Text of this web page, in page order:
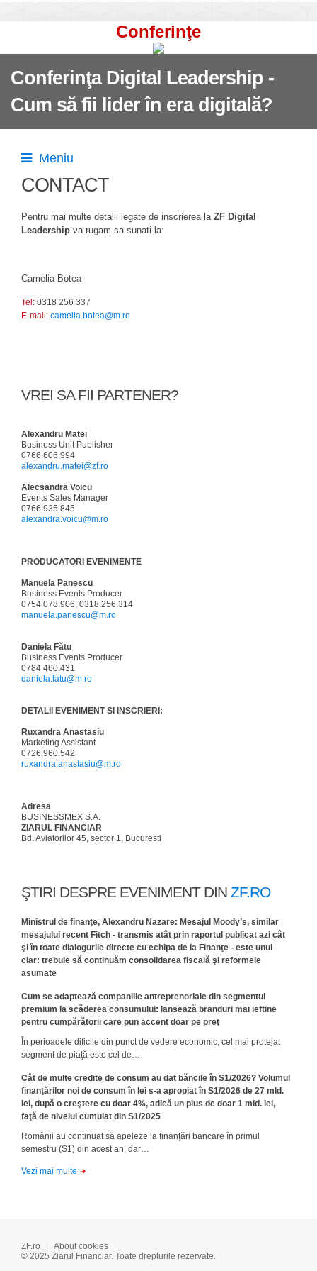
Conferinţe
Conferinţa Digital Leadership -
Cum să fii lider în era digitală?
Meniu
CONTACT
Pentru mai multe detalii legate de inscrierea la ZF Digital
Leadership va rugam sa sunati la:
Camelia Botea
Tel: 0318 256 337
E-mail: camelia.botea@m.ro
VREI SA FII PARTENER?
Alexandru Matei
Business Unit Publisher
0766.606.994
alexandru.matei@zf.ro
Alecsandra Voicu
Events Sales Manager
0766.935.845
alexandra.voicu@m.ro
PRODUCATORI EVENIMENTE
Manuela Panescu
Business Events Producer
0754.078.906; 0318.256.314
manuela.panescu@m.ro
Daniela Fătu
Business Events Producer
0784 460.431
daniela.fatu@m.ro
DETALII EVENIMENT SI INSCRIERI:
Ruxandra Anastasiu
Marketing Assistant
0726.960.542
ruxandra.anastasiu@m.ro
Adresa
BUSINESSMEX S.A.
ZIARUL FINANCIAR
Bd. Aviatorilor 45, sector 1, Bucuresti
ŞTIRI DESPRE EVENIMENT DIN ZF.RO
Ministrul de finanţe, Alexandru Nazare: Mesajul Moody’s, similar
mesajului recent Fitch - transmis atât prin raportul publicat azi cât
şi în toate dialogurile directe cu echipa de la Finanţe - este unul
clar: trebuie să continuăm consolidarea fiscală şi reformele
asumate
Cum se adaptează companiile antreprenoriale din segmentul
premium la scăderea consumului: lansează branduri mai ieftine
pentru cumpărătorii care pun accent doar pe preţ
În perioadele dificile din punct de vedere economic, cel mai protejat
segment de piaţă este cel de…
Cât de multe credite de consum au dat băncile în S1/2026? Volumul
finanţărilor noi de consum în lei s-a apropiat în S1/2026 de 27 mld.
lei, după o creştere cu doar 4%, adică un plus de doar 1 mld. lei,
faţă de nivelul cumulat din S1/2025
Românii au continuat să apeleze la finanţări bancare în primul
semestru (S1) din acest an, dar…
Vezi mai multe
ZF.ro |
About cookies
© 2025 Ziarul Financiar. Toate drepturile rezervate.